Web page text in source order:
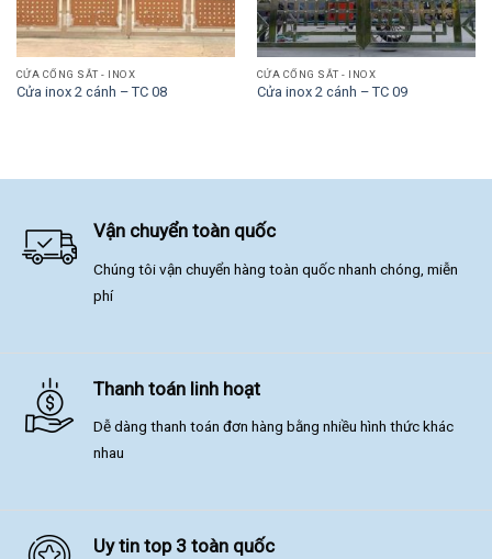
CỬA CỔNG SẮT - INOX
Cửa inox 2 cánh – TC 08
CỬA CỔNG SẮT - INOX
Cửa inox 2 cánh – TC 09
Vận chuyển toàn quốc
Chúng tôi vận chuyển hàng toàn quốc nhanh chóng, miễn
phí
Thanh toán linh hoạt
Dễ dàng thanh toán đơn hàng bằng nhiều hình thức khác
nhau
Uy tin top 3 toàn quốc